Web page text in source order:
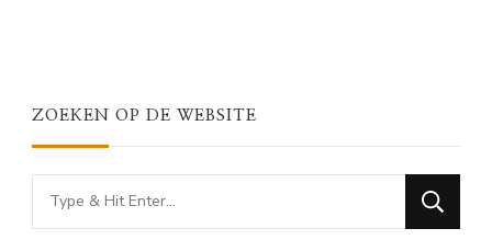
ZOEKEN OP DE WEBSITE
Looking
for